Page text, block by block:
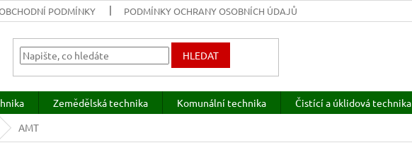
PODMÍNKY PODMÍNKY OCHRANY OSOBNÍCH ÚDAJŮ
HLEDAT
Zemědělská technika Komunální technika Čistící a úklidová technika
AMT